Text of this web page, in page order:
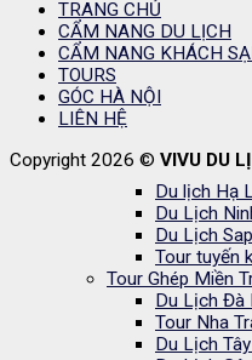
TRANG CHỦ
CẨM NANG DU LỊCH
CẨM NANG KHÁCH
TOURS
GÓC HÀ NỘI
LIÊN HỆ
Copyright 2026 © VIVU DU
Du lịch Hạ
Du Lịch
Du Lịch
Tour tuyến
Tour Ghép Miền
Du Lịch Đà
Tour Nha
Du Lịch